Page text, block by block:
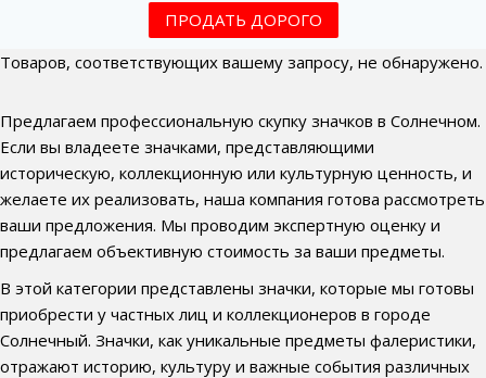
ПРОДАТЬ ДОРОГО
Товаров, соответствующих вашему запросу, не обнаружено.
Предлагаем профессиональную скупку значков в Солнечном.
Если вы владеете значками, представляющими
историческую, коллекционную или культурную ценность, и
желаете их реализовать, наша компания готова рассмотреть
ваши предложения. Мы проводим экспертную оценку и
предлагаем объективную стоимость за ваши предметы.
В этой категории представлены значки, которые мы готовы
приобрести у частных лиц и коллекционеров в городе
Солнечный. Значки, как уникальные предметы фалеристики,
отражают историю, культуру и важные события различных